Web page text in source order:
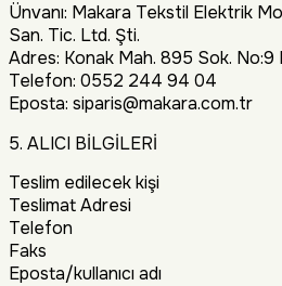
Ünvanı: Makara Tekstil Elektrik
San. Tic. Ltd. Şti.
Adres: Konak Mah. 895 Sok. No:9
Telefon: 0552 244 94 04
Eposta: siparis@makara.com.tr
5. ALICI BİLGİLERİ
Teslim edilecek kişi
Teslimat Adresi
Telefon
Faks
Eposta/kullanıcı adı